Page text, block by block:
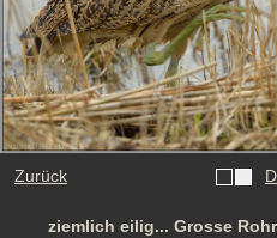
Zurück
ziemlich eilig... Grosse